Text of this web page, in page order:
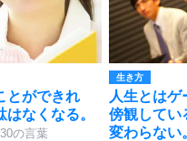
とができれ
なくなる。
の言葉
生き方
人生とはゲ
傍観してい
変わらない